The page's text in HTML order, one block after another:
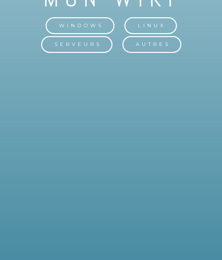
WINDOWS LINUX
SERVEURS AUTRES